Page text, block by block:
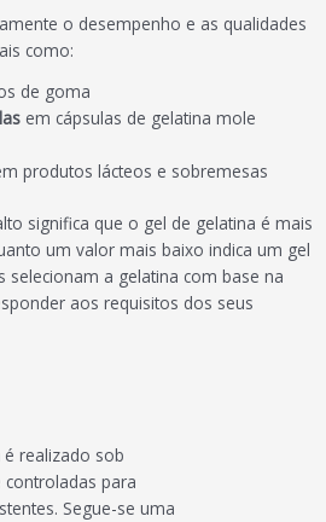
o desempenho e as qualidades
como:
de goma
em cápsulas de gelatina mole
produtos lácteos e sobremesas
significa que o gel de gelatina é mais
um valor mais baixo indica um gel
selecionam a gelatina com base na
aos requisitos dos seus
é realizado sob
para
Segue-se uma